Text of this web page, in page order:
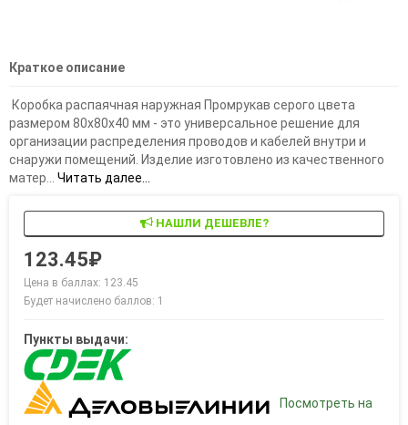
Краткое описание
Коробка распаячная наружная Промрукав серого цвета
размером 80х80х40 мм - это универсальное решение для
организации распределения проводов и кабелей внутри и
снаружи помещений. Изделие изготовлено из качественного
матер... Читать далее...
НАШЛИ ДЕШЕВЛЕ?
123.45₽
Цена в баллах: 123.45
Будет начислено баллов: 1
Пункты выдачи:
Посмотреть на